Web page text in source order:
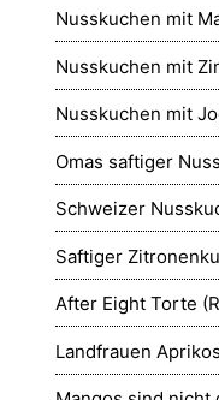
Nusskuchen mit
Nusskuchen mit
Nusskuchen mit
Omas saftiger
Schweizer
Saftiger
After Eight Torte
Landfrauen